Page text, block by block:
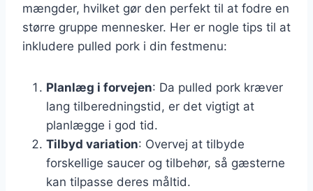
mængder, hvilket gør den perfekt til at fodre en
større gruppe mennesker. Her er nogle tips til at
inkludere pulled pork i din festmenu:
Planlæg i forvejen: Da pulled pork kræver
lang tilberedningstid, er det vigtigt at
planlægge i god tid.
Tilbyd variation: Overvej at tilbyde
forskellige saucer og tilbehør, så gæsterne
kan tilpasse deres måltid.